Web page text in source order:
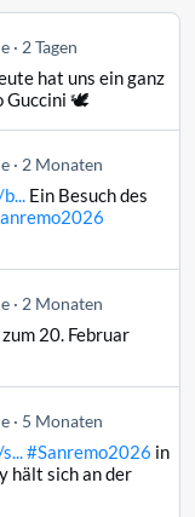
2 Tagen
hat uns ein ganz
Guccini 🕊️
2 Monaten
Ein Besuch des
2 Monaten
20. Februar
5 Monaten
#Sanremo2026 in
hält sich an der